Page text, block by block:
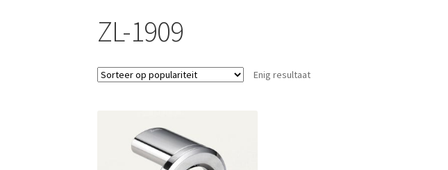
ZL-1909
Enig resultaat